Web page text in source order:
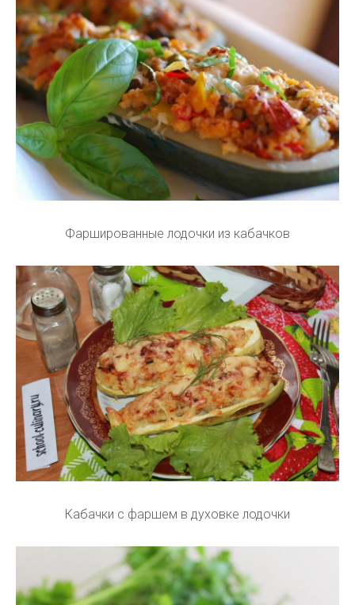
Фаршированные лодочки из кабачков
Кабачки с фаршем в духовке лодочки